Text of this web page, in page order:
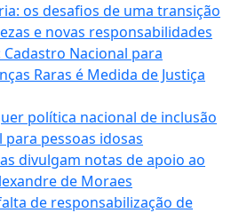
os desafios de uma transição
e novas responsabilidades
Nacional para
Raras é Medida de Justiça
política nacional de inclusão
pessoas idosas
divulgam notas de apoio ao
de Moraes
de responsabilização de